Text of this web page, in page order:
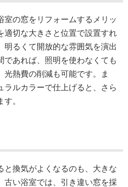
室の窓をリフォームするメリッ
適切な大きさと位置で設置すれ
明るくて開放的な雰囲気を演出
であれば、照明を使わなくても
熱費の削減も可能です。ま
ラルカラーで仕上げると、さら
。
と換気がよくなるのも、大きな
古い浴室では、引き違い窓を採